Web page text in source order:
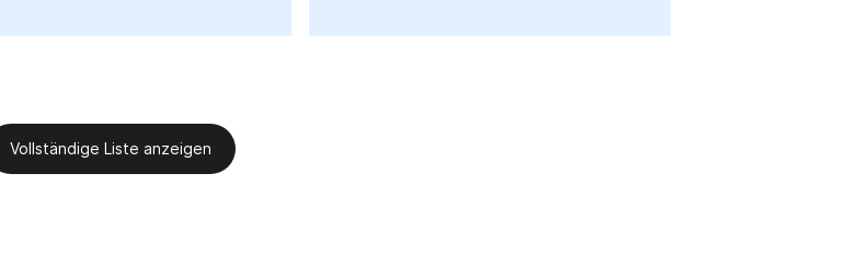
Vollständige Liste anzeigen